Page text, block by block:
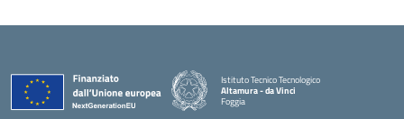
Istituto Tecnico Tecnologico
Altamura - da Vinci
Foggia
— Visita la pagina iniziale della scuola